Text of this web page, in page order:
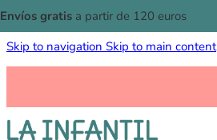
Skip to navigation Skip to main content
Envíos gratis a partir de 120 euros